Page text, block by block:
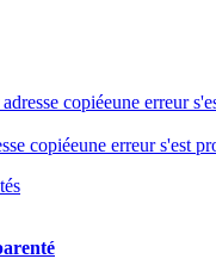
adresse copiéeune erreur
copiéeune erreur s'est